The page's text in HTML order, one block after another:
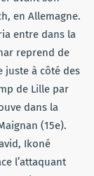
en Allemagne.
entre dans la
reprend de
juste à côté des
de Lille par
dans la
(15e).
Ikoné
l’attaquant